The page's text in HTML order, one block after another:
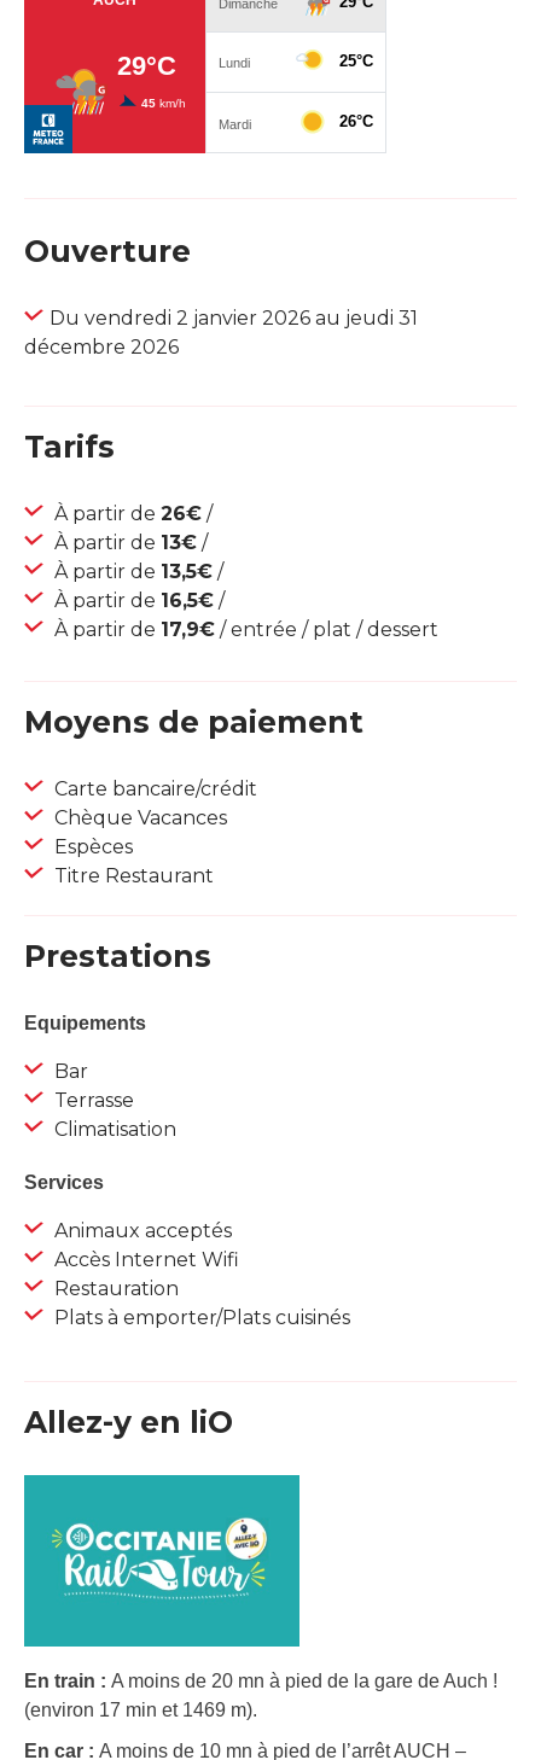
Ouverture
Du vendredi 2 janvier 2026 au jeudi 31
décembre 2026
Tarifs
À partir de 26€ /
À partir de 13€ /
À partir de 13,5€ /
À partir de 16,5€ /
À partir de 17,9€ / entrée / plat / dessert
Moyens de paiement
Carte bancaire/crédit
Chèque Vacances
Espèces
Titre Restaurant
Prestations
Equipements
Bar
Terrasse
Climatisation
Services
Animaux acceptés
Accès Internet Wifi
Restauration
Plats à emporter/Plats cuisinés
Allez-y en liO
En train : A moins de 20 mn à pied de la gare de Auch !
(environ 17 min et 1469 m).
En car : A moins de 10 mn à pied de l’arrêt AUCH –